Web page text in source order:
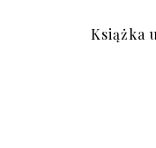
Książka